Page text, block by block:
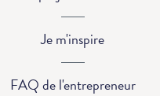
Je m'inspire
FAQ de l'entrepreneur